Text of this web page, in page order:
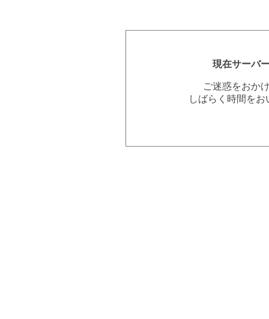
現在サーバ
ご迷惑をおか
しばらく時間を